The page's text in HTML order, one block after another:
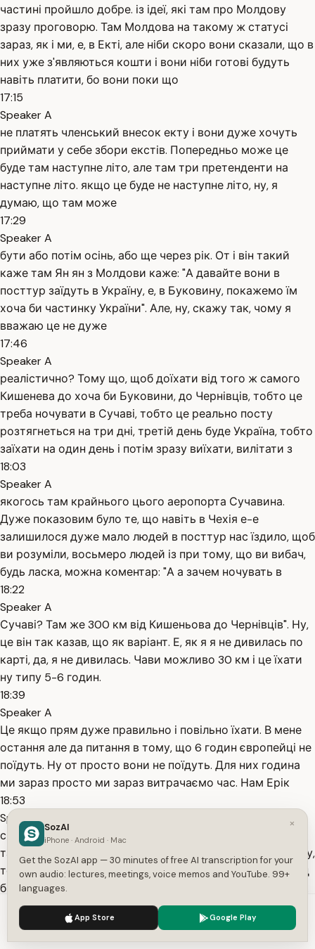
частині пройшло добре. із ідеї, які там про Молдову
зразу проговорю. Там Молдова на такому ж статусі
зараз, як і ми, е, в Екті, але ніби скоро вони сказали, що в
них уже з'являються кошти і вони ніби готові будуть
навіть платити, бо вони поки що
17:15
Speaker A
не платять членський внесок екту і вони дуже хочуть
приймати у себе збори екстів. Попередньо може це
буде там наступне літо, але там три претенденти на
наступне літо. якщо це буде не наступне літо, ну, я
думаю, що там може
17:29
Speaker A
бути або потім осінь, або ще через рік. От і він такий
каже там Ян ян з Молдови каже: "А давайте вони в
посттур заїдуть в Україну, е, в Буковину, покажемо їм
хоча би частинку України". Але, ну, скажу так, чому я
вважаю це не дуже
17:46
Speaker A
реалістично? Тому що, щоб доїхати від того ж самого
Кишенева до хоча би Буковини, до Чернівців, тобто це
треба ночувати в Сучаві, тобто це реально посту
розтягнеться на три дні, третій день буде Україна, тобто
заїхати на один день і потім зразу виїхати, вилітати з
18:03
Speaker A
якогось там крайнього цього аеропорта Сучавина.
Дуже показовим було те, що навіть в Чехія е-е
залишилося дуже мало людей в посттур нас їздило, щоб
ви розуміли, восьмеро людей із при тому, що ви вибач,
будь ласка, можна коментар: "А а зачем ночувать в
18:22
Speaker A
Сучаві? Там же 300 км від Кишеньова до Чернівців". Ну,
це він так казав, що як варіант. Е, як я я не дивилась по
карті, да, я не дивилась. Чави можливо 30 км і це їхати
ну типу 5-6 годин.
18:39
Speaker A
Це якщо прям дуже правильно і повільно їхати. В мене
остання але да питання в тому, що 6 годин європейці не
поїдуть. Ну от просто вони не поїдуть. Для них година
ми зараз просто ми зараз витрачаємо час. Нам Ерік
18:53
Speaker A
сказав на другий день, що це майже нереально що Ну
так, але я просто дівлюся, що така ідея постур в Україну,
тому що з точки зору безпеки, з точки зору, що переїзд
більше ніж дві години, це просто анріал для європейців.
Вони
19:07
Speaker A
We use cookies to enhance your experience.
×
SozAI
iPhone · Android · Mac
Get the SozAI app — 30 minutes of free AI transcription for your
own audio: lectures, meetings, voice memos and YouTube. 99+
languages.
App Store Google Play